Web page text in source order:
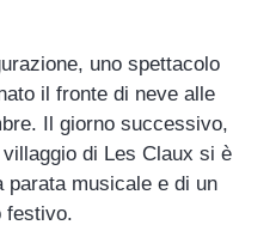
uno spettacolo
il fronte di neve alle
Il giorno successivo,
di Les Claux si è
parata musicale e di un
festivo.